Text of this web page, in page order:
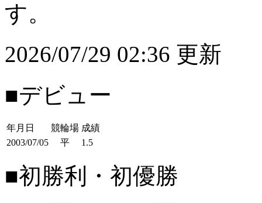
す。
2026/07/29 02:36 更新
■デビュー
年月日 競輪場 成績
2003/07/05
平 1.5
■初勝利・初優勝